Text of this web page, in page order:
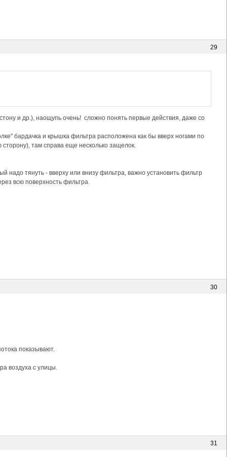
29
и др.), наощупь очень! сложно понять первые действия, даже со
бардачка и крышка фильтра расположена как бы вверх ногами по
сторону), там справа еще несколько защелок.
надо тянуть - вверху или внизу фильтра, важно установить фильтр
всю поверхность фильтра.
30
показывают.
воздуха с улицы.
31